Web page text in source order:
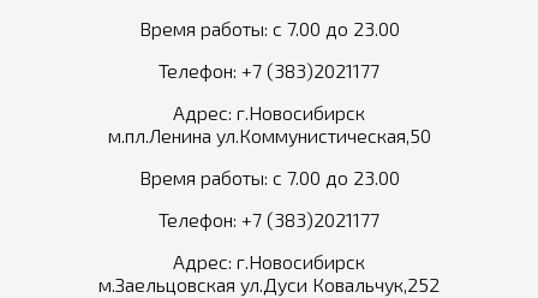
Время работы: с 7.00 до 23.00
Телефон: +7 (383)2021177
Адрес: г.Новосибирск
м.пл.Ленина ул.Коммунистическая,50
Время работы: с 7.00 до 23.00
Телефон: +7 (383)2021177
Адрес: г.Новосибирск
м.Заельцовская ул.Дуси Ковальчук,252